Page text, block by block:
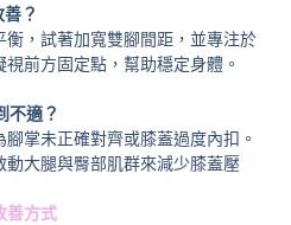
？
，試著加寬雙腳間距，並專注於
前方固定點，幫助穩定身體。
不適？
掌未正確對齊或膝蓋過度內扣。
大腿與臀部肌群來減少膝蓋壓
善方式